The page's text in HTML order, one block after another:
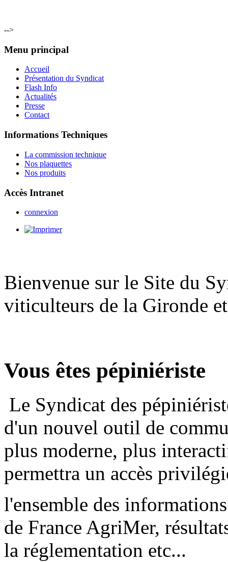
-->
Menu principal
Accueil
Présentation du Syndicat
Flash Info
Actualités
Presse
Contact
Informations Techniques
La commission technique
Nos plaquettes
Nos produits
Accès Intranet
connexion
Bienvenue sur le Site du
viticulteurs de la Gironde
Vous êtes pépiniériste
Le Syndicat des
d'un nouvel outil de
plus moderne, plus
permettra un accès
l'ensemble des
de France AgriMer,
la réglementation etc...